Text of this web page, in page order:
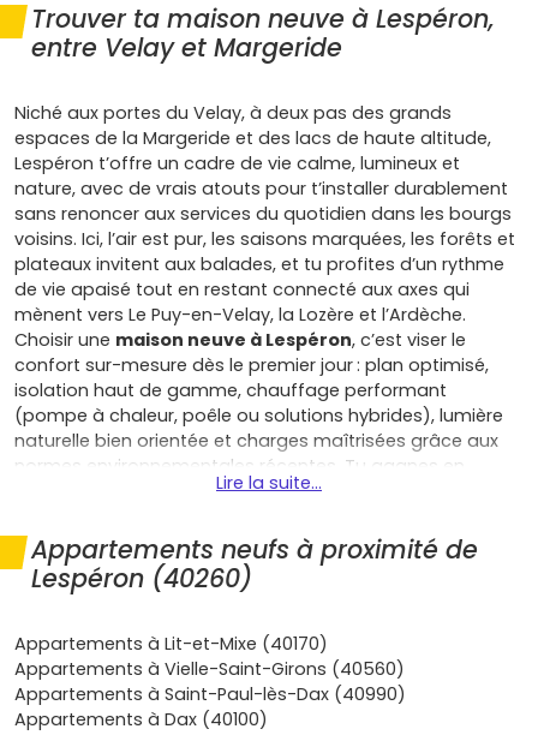
Trouver ta maison neuve à Lespéron,
entre Velay et Margeride
Niché aux portes du Velay, à deux pas des grands
espaces de la Margeride et des lacs de haute altitude,
Lespéron t’offre un cadre de vie calme, lumineux et
nature, avec de vrais atouts pour t’installer durablement
sans renoncer aux services du quotidien dans les bourgs
voisins. Ici, l’air est pur, les saisons marquées, les forêts et
plateaux invitent aux balades, et tu profites d’un rythme
de vie apaisé tout en restant connecté aux axes qui
mènent vers Le Puy-en-Velay, la Lozère et l’Ardèche.
Choisir une maison neuve à Lespéron, c’est viser le
confort sur-mesure dès le premier jour : plan optimisé,
isolation haut de gamme, chauffage performant
(pompe à chaleur, poêle ou solutions hybrides), lumière
naturelle bien orientée et charges maîtrisées grâce aux
normes environnementales récentes. Tu gagnes en
sérénité au quotidien, mais aussi dans ton budget : les
prêt à taux zéropeut t’aider si tu es primo-accédant
(sous conditions), et tu bénéficies des
constructeur(parfait achèvement, biennale, décennale)
qualité de vie, une maison neuve te donne la liberté d’un
jardin pour les enfants, d’un potager ou d’une terrasse au
soleil, tout en restant proche des écoles, de commerces
de proximité, de professionnels de santé et
Lire la suite...
Appartements neufs à proximité de
Lespéron (40260)
Appartements à Lit-et-Mixe (40170)
Appartements à Vielle-Saint-Girons (40560)
Appartements à Saint-Paul-lès-Dax (40990)
Appartements à Dax (40100)